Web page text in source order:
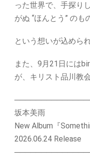
った世界で、手探り
がぬ “ほんとう” のも
という想いが込めら
また、9月21日には
が、キリスト品川教
坂本美雨
New Album『
2026.06.24 Release